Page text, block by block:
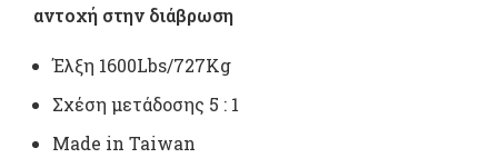
αντοχή στην διάβρωση
Έλξη 1600Lbs/727Kg
Σχέση μετάδοσης 5 : 1
Made in Taiwan